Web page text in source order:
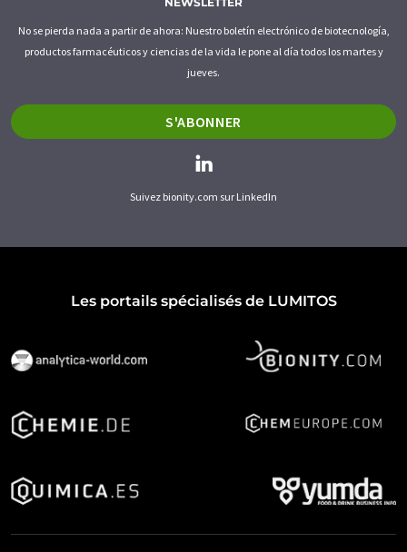
No se pierda nada a partir de ahora: Nuestro boletín electrónico de biotecnología,
productos farmacéuticos y ciencias de la vida le pone al día todos los martes y
jueves.
S'ABONNER
Suivez bionity.com sur LinkedIn
Les portails spécialisés de LUMITOS